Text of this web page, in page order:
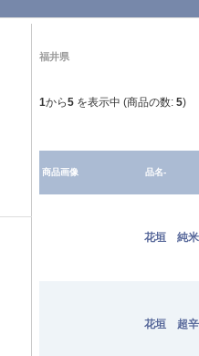
福井県
1から5 を表示中 (商品の数: 5)
商品画像 品名-
花垣 純
花垣 超